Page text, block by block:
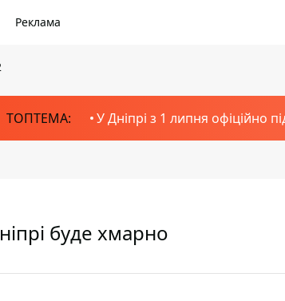
Реклама
ТОПТЕМА: У Дніпрі з 1 липня офіційно
буде хмарно